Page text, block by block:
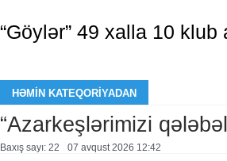
“Göylər” 49 xalla 10
HƏMIN KATEQORIYADAN
“Azarkeşlərimizi
Baxış sayı: 22 07 avqust 2026 12:42